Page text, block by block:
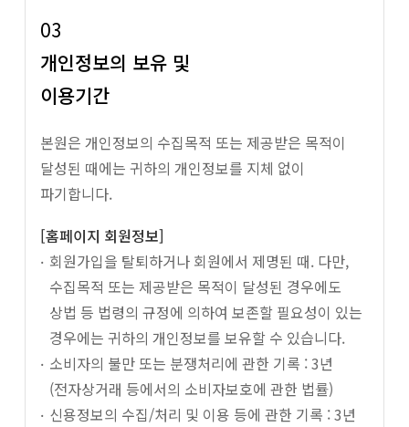
03
개인정보의 보유 및
이용기간
본원은 개인정보의 수집목적 또는 제공받은 목적이
달성된 때에는 귀하의 개인정보를 지체 없이
파기합니다.
[홈페이지 회원정보]
회원가입을 탈퇴하거나 회원에서 제명된 때. 다만,
수집목적 또는 제공받은 목적이 달성된 경우에도
상법 등 법령의 규정에 의하여 보존할 필요성이 있는
경우에는 귀하의 개인정보를 보유할 수 있습니다.
소비자의 불만 또는 분쟁처리에 관한 기록 : 3년
(전자상거래 등에서의 소비자보호에 관한 법률)
신용정보의 수집/처리 및 이용 등에 관한 기록 : 3년